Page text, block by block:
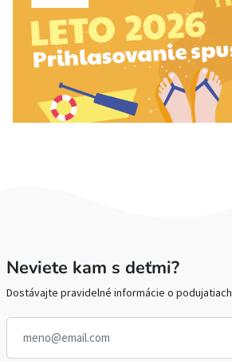
Neviete kam s deťmi?
Dostávajte pravidelné informácie o podujatiach